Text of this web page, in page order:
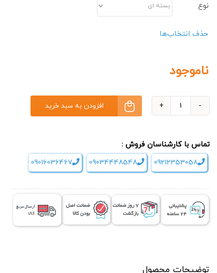
نوع
حذف انتخاب‌ها
ناموجود
ریلکس
Relax
HGS2
عدد
افزودن به سبد خرید
تماس با کارشناسان فروش :
09212353058
09034448548
09016036467
توضیحات محصول